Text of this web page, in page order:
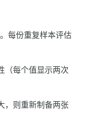
每份重复样本评估
（每个值显示两次
，则重新制备两张